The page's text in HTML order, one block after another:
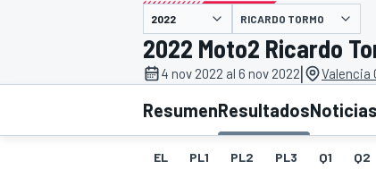
INDYCAR
presentado por
RICARDO TORMO
2022 Moto2 Ricardo
4 nov 2022 al 6 nov 2022| Valencia
ResumenResultadosNoticias
EL PL1 PL2 PL3 Q1 Q2